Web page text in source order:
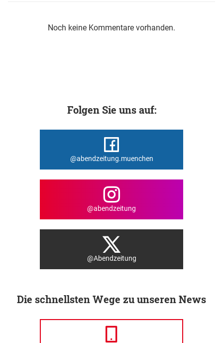
Noch keine Kommentare vorhanden.
Folgen Sie uns auf:
@abendzeitung.muenchen
@abendzeitung
@Abendzeitung
Die schnellsten Wege zu unseren News